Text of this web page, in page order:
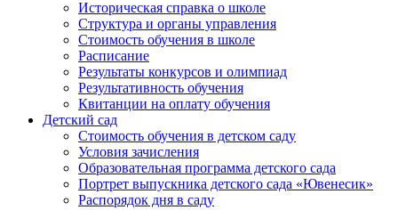
Историческая справка о школе
Структура и органы управления
Стоимость обучения в школе
Расписание
Результаты конкурсов и олимпиад
Результативность обучения
Квитанции на оплату обучения
Детский сад
Стоимость обучения в детском саду
Условия зачисления
Образовательная программа детского сада
Портрет выпускника детского сада «Ювенесик»
Распорядок дня в саду